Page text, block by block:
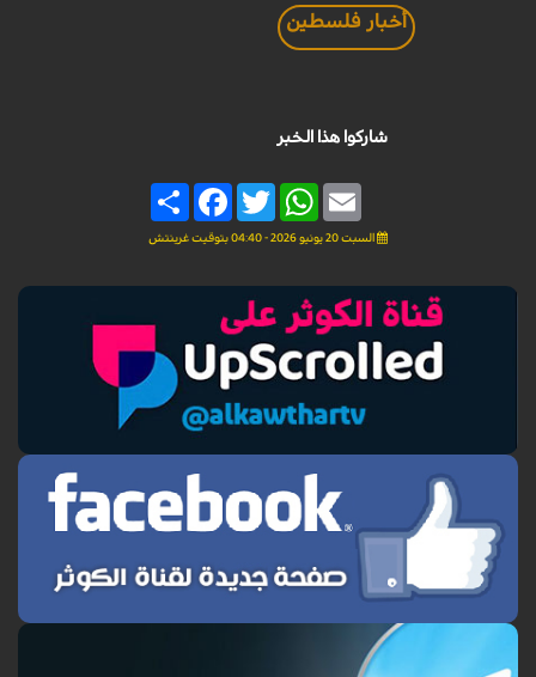
أخبار فلسطين
شاركوا هذا الخبر
Share
FacebookTwitter
WhatsAppEmail
السبت 20 يونيو 2026 - 04:40 بتوقيت غرينتش